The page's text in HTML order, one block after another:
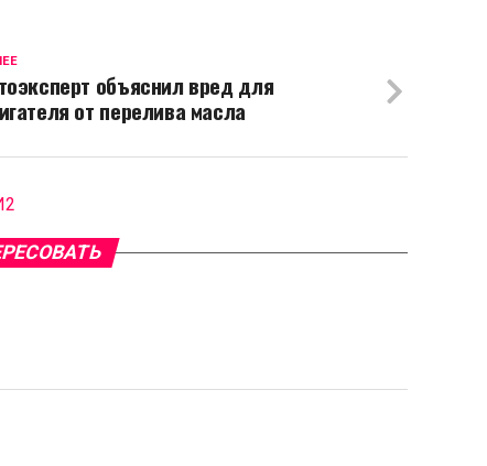
объяснил вред для
от перелива масла